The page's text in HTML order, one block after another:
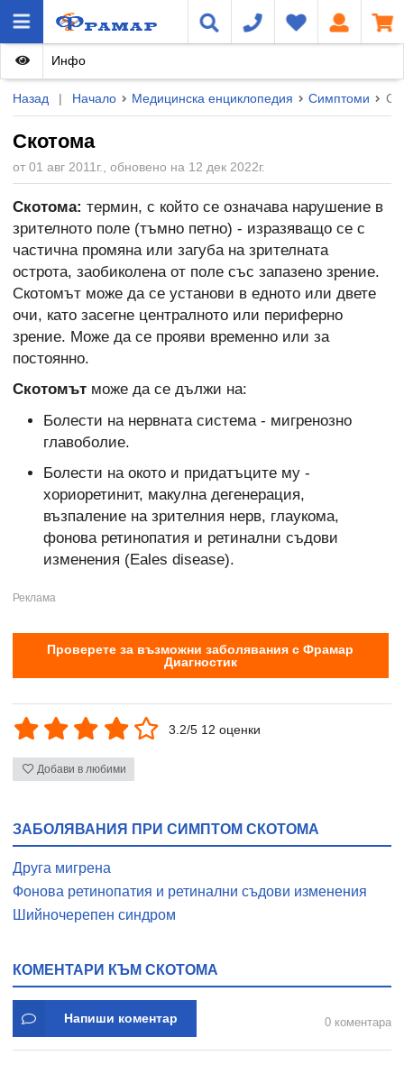
Назад | Начало Медицинска енциклопедия Симптоми
Скотома
от 01 авг 2011г., обновено на 12 дек 2022г.
Инфо
Скотома: термин, с който се означава нарушение в
зрителното поле (тъмно петно) - изразяващо се с
частична промяна или загуба на зрителната
острота, заобиколена от поле със запазено зрение.
Скотомът може да се установи в едното или двете
очи, като засегне централното или периферно
зрение. Може да се прояви временно или за
постоянно.
Скотомът може да се дължи на:
Болести на нервната система - мигренозно
главоболие.
Болести на окото и придатъците му -
хориоретинит, макулна дегенерация,
възпаление на зрителния нерв, глаукома,
фонова ретинопатия и ретинални съдови
изменения (Eales disease).
Проверете за възможни заболявания с Фрамар
Диагностик
3.2/5 12 оценки
Добави в любими
ЗАБОЛЯВАНИЯ ПРИ СИМПТОМ СКОТОМА
Друга мигрена
Фонова ретинопатия и ретинални съдови изменения
Шийночерепен синдром
КОМЕНТАРИ КЪМ СКОТОМА
Напиши коментар 0 коментара